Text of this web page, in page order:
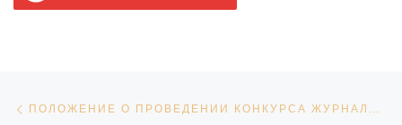
Навигация по записям ПОЛОЖЕНИЕ О ПРОВЕДЕНИИ КОНКУРСА ЖУРНАЛИСТ ГОДА ЮГРЫ_2023